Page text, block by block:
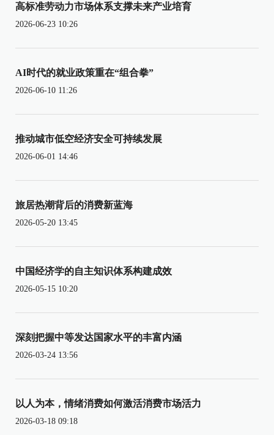
高标准劳动力市场体系支撑未来产业培育
2026-06-23 10:26
AI时代的就业政策重在“组合拳”
2026-06-10 11:26
推动城市低空经济安全可持续发展
2026-06-01 14:46
旅居热潮背后的消费新蓝海
2026-05-20 13:45
中国经济学的自主知识体系构建成效
2026-05-15 10:20
深刻把握中等发达国家水平的丰富内涵
2026-03-24 13:56
以人为本，情绪消费如何激活消费市场活力
2026-03-18 09:18